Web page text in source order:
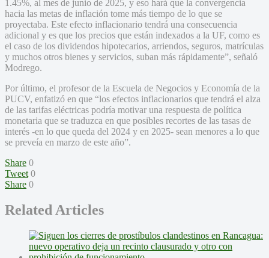
1.45%, al mes de junio de 2025, y eso hará que la convergencia
hacia las metas de inflación tome más tiempo de lo que se
proyectaba. Este efecto inflacionario tendrá una consecuencia
adicional y es que los precios que están indexados a la UF, como es
el caso de los dividendos hipotecarios, arriendos, seguros, matrículas
y muchos otros bienes y servicios, suban más rápidamente”, señaló
Modrego.
Por último, el profesor de la Escuela de Negocios y Economía de la
PUCV, enfatizó en que “los efectos inflacionarios que tendrá el alza
de las tarifas eléctricas podría motivar una respuesta de política
monetaria que se traduzca en que posibles recortes de las tasas de
interés -en lo que queda del 2024 y en 2025- sean menores a lo que
se preveía en marzo de este año”.
Share 0
Tweet 0
Share 0
Related Articles